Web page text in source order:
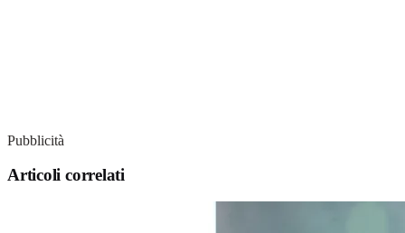
Pubblicità
Articoli correlati